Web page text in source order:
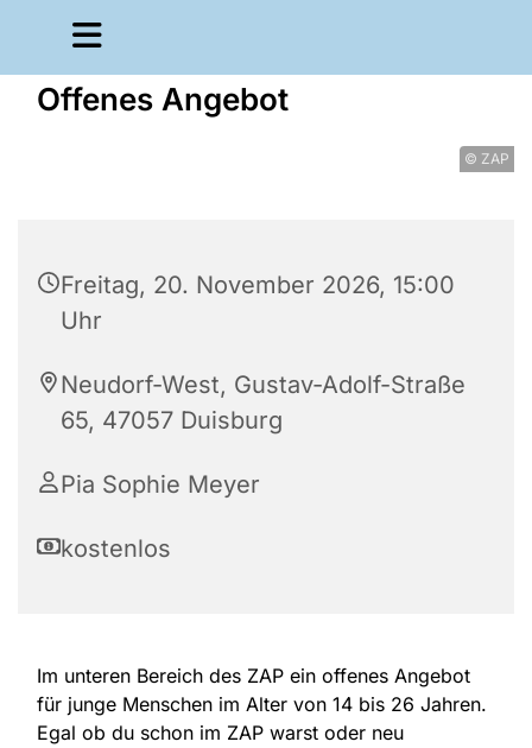
Offenes Angebot
© ZAP
Freitag, 20. November 2026, 15:00
Uhr
Neudorf-West, Gustav-Adolf-Straße
65, 47057 Duisburg
Pia Sophie Meyer
kostenlos
Im unteren Bereich des ZAP ein offenes Angebot
für junge Menschen im Alter von 14 bis 26 Jahren.
Egal ob du schon im ZAP warst oder neu